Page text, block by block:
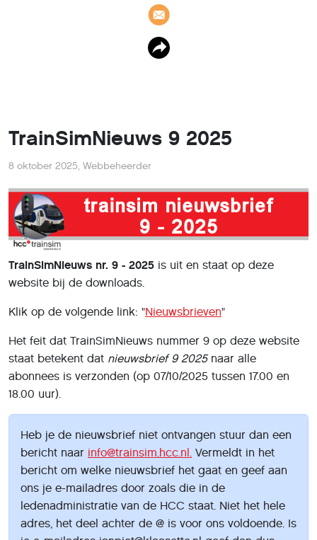
TrainSimNieuws 9 2025
8 oktober 2025, Webbeheerder
TrainSimNieuws nr. 9 - 2025 is uit en staat op deze
website bij de downloads.
Klik op de volgende link: "Nieuwsbrieven"
Het feit dat TrainSimNieuws nummer 9 op deze website
staat betekent dat nieuwsbrief 9 2025naar alle
abonnees is verzonden (op 07/10/2025 tussen 17.00 en
18.00 uur).
Heb je de nieuwsbrief niet ontvangen stuur dan een
bericht naar info@trainsim.hcc.nl. Vermeldt in het
bericht om welke nieuwsbrief het gaat en geef aan
ons je e-mailadres door zoals die in de
ledenadministratie van de HCC staat. Niet het hele
adres, het deel achter de @ is voor ons voldoende. Is